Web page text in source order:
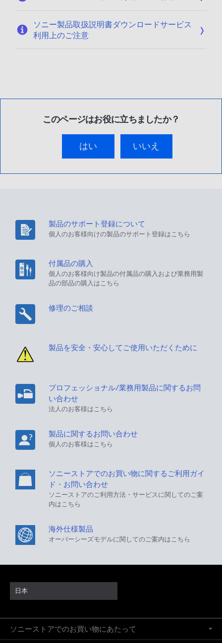
ソニー製品取扱説明書ダウンロードサービス
利用上のご注意
このページはお役に立ちましたか？
はい いいえ
製品のサポート登録について
個人のお客様向けの製品のサポート登録はこちら
付属品の購入
個人のお客様向け製品の付属品の購入および業務用製
品の部品の購入はこちら
修理のご相談
製品を安全・安心してご使用いただくために
プロフェッショナル/業務用製品に関するお問
い合わせ
法人のお客様はこちら
製品に関するお問い合わせ
個人のお客様はこちら
ソニーストアでのお買い物に関するご利用ガイ
ド・お問い合わせ
ソニーストアのご利用方法・サービスに関してのご案
内はこちら
海外仕様製品
オーバーシーズモデルに関してのご案内はこちら
日本
ソニーストアでのお買い物にあたって